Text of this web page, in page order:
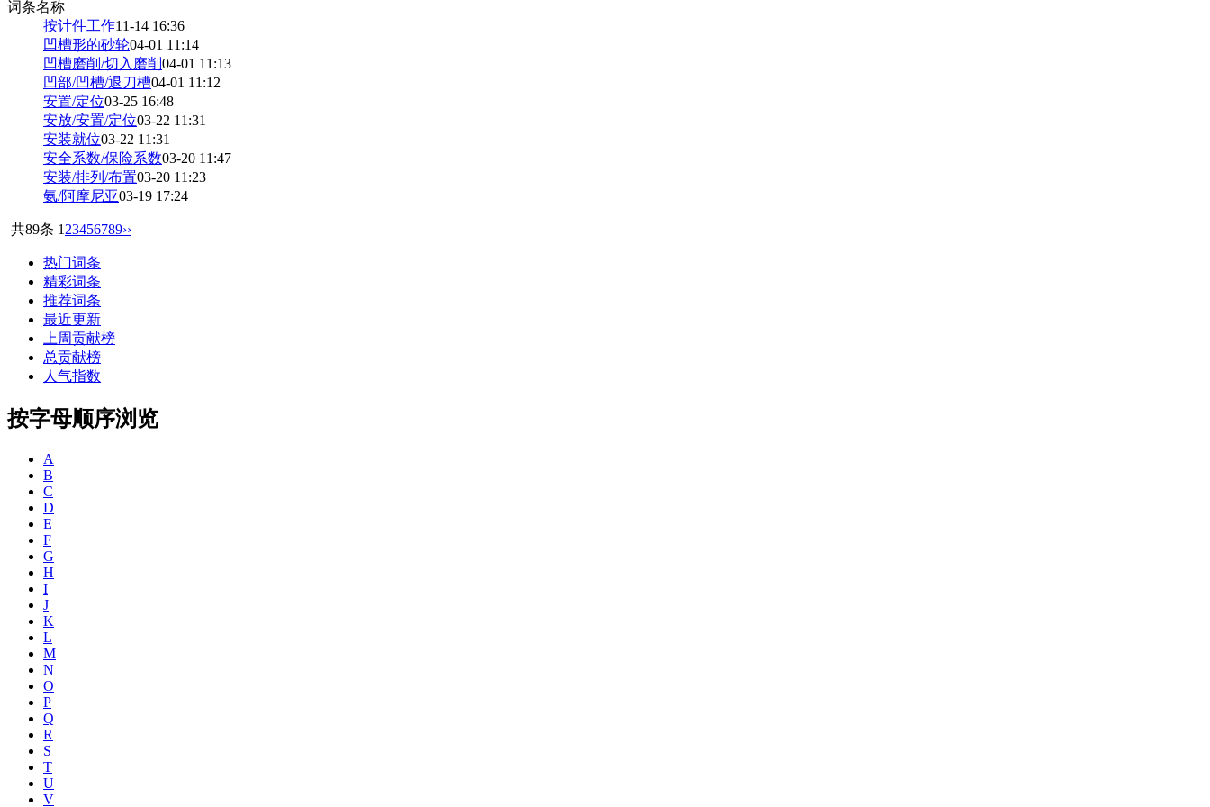
词条名称
按计件工作11-14 16:36
凹槽形的砂轮04-01 11:14
凹槽磨削/切入磨削 04-01 11:13
凹部/凹槽/退刀槽04-01 11:12
安置/定位03-25 16:48
安放/安置/定位03-22 11:31
安装就位03-22 11:31
安全系数/保险系数03-20 11:47
安装/排列/布置03-20 11:23
氨/阿摩尼亚03-19 17:24
共89条 1 23456789››
热门词条
精彩词条
推荐词条
最近更新
上周贡献榜
总贡献榜
人气指数
按字母顺序浏览
A
B
C
D
E
F
G
H
I
J
K
L
M
N
O
P
Q
R
S
T
U
V